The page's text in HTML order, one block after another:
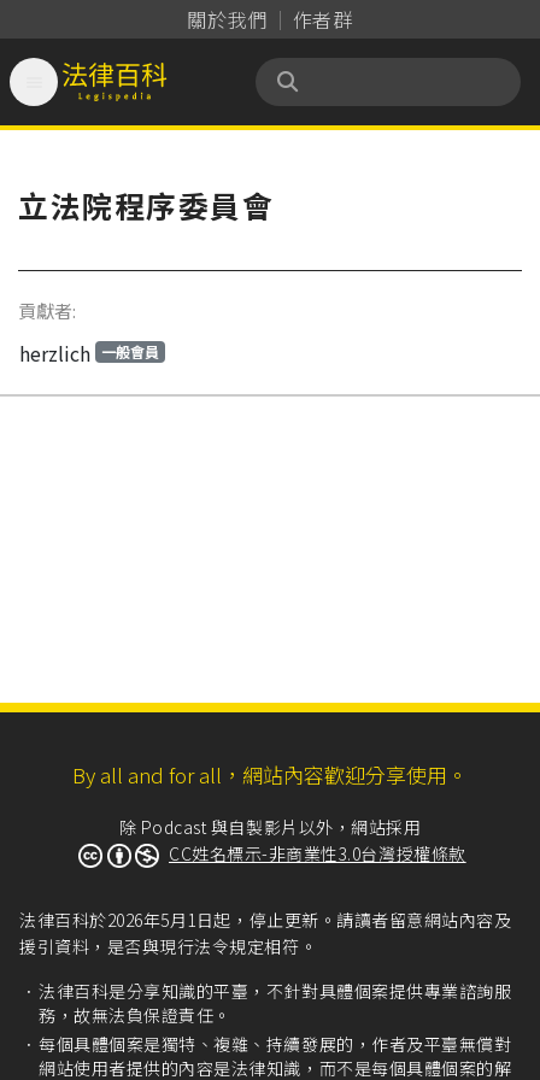
關於我們 作者群
法律百科 Legispedia
立法院程序委員會
貢獻者:
herzlich 一般會員
By all and for all，網站內容歡迎分享使用。
除 Podcast 與自製影片以外，網站採用
CC姓名標示-非商業性3.0台灣授權條款
法律百科於2026年5月1日起，停止更新。請讀者留意網站內容及
援引資料，是否與現行法令規定相符。
法律百科是分享知識的平臺，不針對具體個案提供專業諮詢服
務，故無法負保證責任。
每個具體個案是獨特、複雜、持續發展的，作者及平臺無償對
網站使用者提供的內容是法律知識，而不是每個具體個案的解